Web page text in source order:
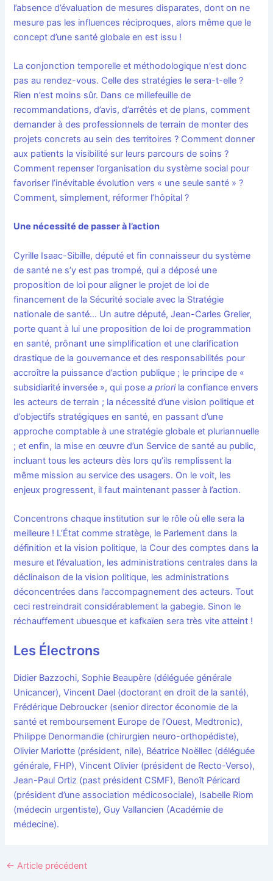
l’absence d’évaluation de mesures disparates, dont on ne
mesure pas les influences réciproques, alors même que le
concept d’une santé globale en est issu !
La conjonction temporelle et méthodologique n’est donc
pas au rendez-vous. Celle des stratégies le sera-t-elle ?
Rien n’est moins sûr. Dans ce millefeuille de
recommandations, d’avis, d’arrêtés et de plans, comment
demander à des professionnels de terrain de monter des
projets concrets au sein des territoires ? Comment donner
aux patients la visibilité sur leurs parcours de soins ?
Comment repenser l’organisation du système social pour
favoriser l’inévitable évolution vers « une seule santé » ?
Comment, simplement, réformer l’hôpital ?
Une nécessité de passer à l’action
Cyrille Isaac-Sibille, député et fin connaisseur du système
de santé ne s’y est pas trompé, qui a déposé une
proposition de loi pour aligner le projet de loi de
financement de la Sécurité sociale avec la Stratégie
nationale de santé… Un autre député, Jean-Carles Grelier,
porte quant à lui une proposition de loi de programmation
en santé, prônant une simplification et une clarification
drastique de la gouvernance et des responsabilités pour
accroître la puissance d’action publique ; le principe de «
subsidiarité inversée », qui posea priorila confiance envers
les acteurs de terrain ; la nécessité d’une vision politique et
d’objectifs stratégiques en santé, en passant d’une
approche comptable à une stratégie globale et pluriannuelle
; et enfin, la mise en œuvre d’un Service de santé au public,
incluant tous les acteurs dès lors qu’ils remplissent la
même mission au service des usagers. On le voit, les
enjeux progressent, il faut maintenant passer à l’action.
Concentrons chaque institution sur le rôle où elle sera la
meilleure ! L’État comme stratège, le Parlement dans la
définition et la vision politique, la Cour des comptes dans la
mesure et l’évaluation, les administrations centrales dans la
déclinaison de la vision politique, les administrations
déconcentrées dans l’accompagnement des acteurs. Tout
ceci restreindrait considérablement la gabegie. Sinon le
réchauffement ubuesque et kafkaïen sera très vite atteint !
Les Électrons
Didier Bazzochi, Sophie Beaupère (déléguée générale
Unicancer), Vincent Dael (doctorant en droit de la santé),
Frédérique Debroucker (senior director économie de la
santé et remboursement Europe de l’Ouest, Medtronic),
Philippe Denormandie (chirurgien neuro-orthopédiste),
Olivier Mariotte (président, nile), Béatrice Noëllec (déléguée
générale, FHP), Vincent Olivier (président de Recto-Verso),
Jean-Paul Ortiz (past président CSMF), Benoît Péricard
(président d’une association médicosociale), Isabelle Riom
(médecin urgentiste), Guy Vallancien (Académie de
médecine).
← Article précédent